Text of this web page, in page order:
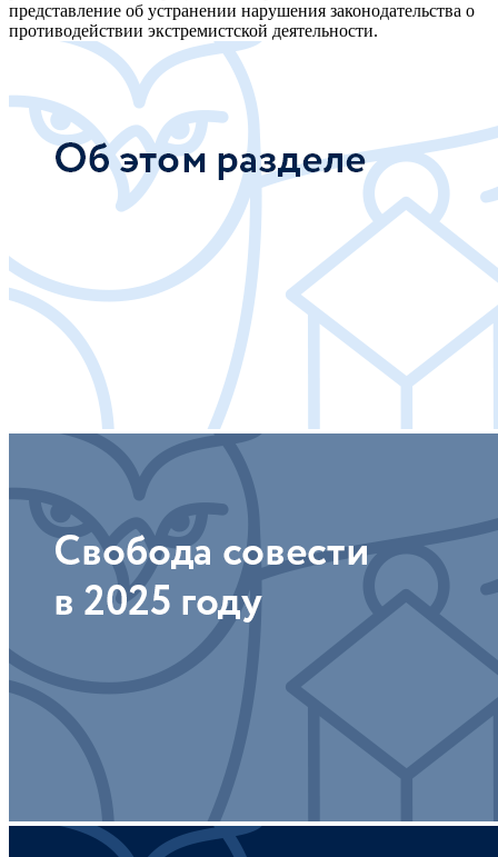
представление об устранении нарушения законодательства о
противодействии экстремистской деятельности.